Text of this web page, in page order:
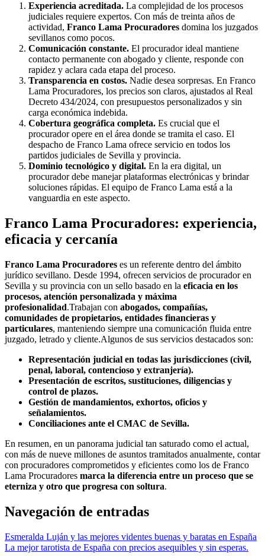
Experiencia acreditada. La complejidad de los procesos
judiciales requiere expertos. Con más de treinta años de
actividad, Franco Lama Procuradores domina los juzgados
sevillanos como pocos.
Comunicación constante. El procurador ideal mantiene
contacto permanente con abogado y cliente, responde con
rapidez y aclara cada etapa del proceso.
Transparencia en costos. Nadie desea sorpresas. En Franco
Lama Procuradores, los precios son claros, ajustados al Real
Decreto 434/2024, con presupuestos personalizados y sin
carga económica indebida.
Cobertura geográfica completa. Es crucial que el
procurador opere en el área donde se tramita el caso. El
despacho de Franco Lama ofrece servicio en todos los
partidos judiciales de Sevilla y provincia.
Dominio tecnológico y digital. En la era digital, un
procurador debe manejar plataformas electrónicas y brindar
soluciones rápidas. El equipo de Franco Lama está a la
vanguardia en este aspecto.
Franco Lama Procuradores: experiencia,
eficacia y cercanía
Franco Lama Procuradores es un referente dentro del ámbito
jurídico sevillano. Desde 1994, ofrecen servicios de procurador en
Sevilla y su provincia con un sello basado en la eficacia en los
procesos, atención personalizada y máxima
profesionalidad.Trabajan con abogados, compañías,
comunidades de propietarios, entidades financieras y
particulares, manteniendo siempre una comunicación fluida entre
juzgado, letrado y cliente.Algunos de sus servicios destacados son:
Representación judicial en todas las jurisdicciones (civil,
penal, laboral, contencioso y extranjería).
Presentación de escritos, sustituciones, diligencias y
control de plazos.
Gestión de mandamientos, exhortos, oficios y
señalamientos.
Conciliaciones ante el CMAC de Sevilla.
En resumen, en un panorama judicial tan saturado como el actual,
con más de nueve millones de asuntos tramitados anualmente, contar
con procuradores comprometidos y eficientes como los de Franco
Lama Procuradores marca la diferencia entre un proceso que se
eterniza y otro que progresa con soltura.
Navegación de entradas
Esmeralda Luján y las mejores videntes buenas y baratas en España
La mejor tarotista de España con precios asequibles y sin esperas.